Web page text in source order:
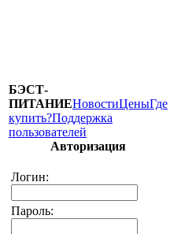
БЭСТ-
ПИТАНИЕНовостиЦеныГде
купить?Поддержка
пользователей
Авторизация
Логин:
Пароль: